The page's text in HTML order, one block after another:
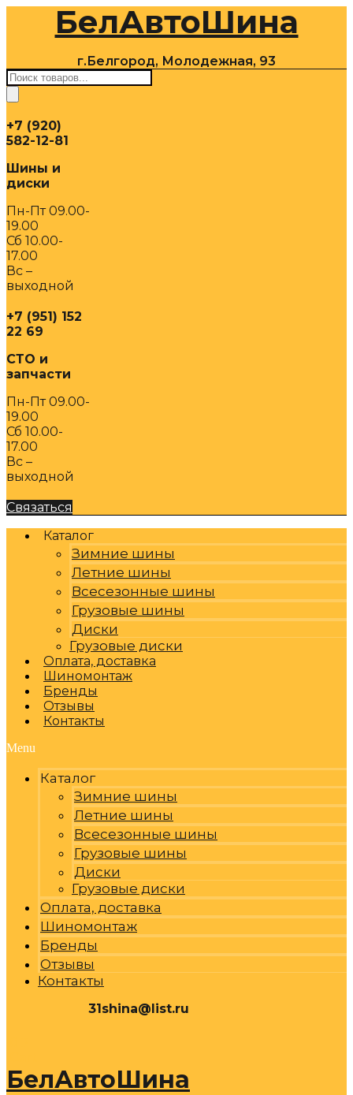
содержимомуБелАвтоШина
г.Белгород, Молодежная, 93
Поиск
товаров
+7 (920)
582-12-81
Шины и
диски
Пн-Пт 09.00-
19.00
Сб 10.00-
17.00
Вс –
выходной
+7 (951) 152
22 69
СТО и
запчасти
Пн-Пт 09.00-
19.00
Сб 10.00-
17.00
Вс –
выходной
Связаться
Каталог
Зимние шины
Летние шины
Всесезонные шины
Грузовые шины
Диски
Грузовые диски
Оплата, доставка
Шиномонтаж
Бренды
Отзывы
Контакты
Menu
Каталог
Зимние шины
Летние шины
Всесезонные шины
Грузовые шины
Диски
Грузовые диски
Оплата, доставка
Шиномонтаж
Бренды
Отзывы
Контакты
31shina@list.ru
БелАвтоШина